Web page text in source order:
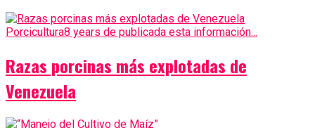
Porcicultura8 years de publicada esta información...
Razas porcinas más explotadas de
Venezuela